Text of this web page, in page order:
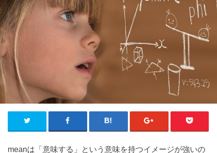
meanは「意味する」という意味を持つイメージが強いの